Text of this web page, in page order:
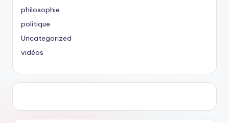
philosophie
politique
Uncategorized
vidéos